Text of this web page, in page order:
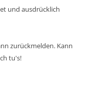
und ausdrücklich
zurückmelden. Kann
tu's!